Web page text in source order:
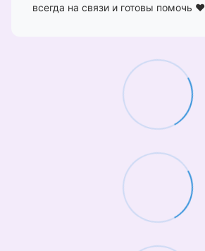
всегда на связи и готовы помочь ❤️